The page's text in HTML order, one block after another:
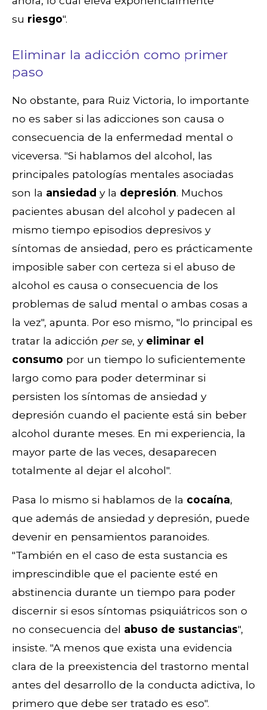
su riesgo".
Eliminar la adicción como primer
paso
No obstante, para Ruiz Victoria, lo importante
no es saber si las adicciones son causa o
consecuencia de la enfermedad mental o
viceversa. "Si hablamos del alcohol, las
principales patologías mentales asociadas
son la ansiedad y la depresión. Muchos
pacientes abusan del alcohol y padecen al
mismo tiempo episodios depresivos y
síntomas de ansiedad, pero es prácticamente
imposible saber con certeza si el abuso de
alcohol es causa o consecuencia de los
problemas de salud mental o ambas cosas a
la vez", apunta. Por eso mismo, "lo principal es
tratar la adicción per se, y eliminar el
consumo por un tiempo lo suficientemente
largo como para poder determinar si
persisten los síntomas de ansiedad y
depresión cuando el paciente está sin beber
alcohol durante meses. En mi experiencia, la
mayor parte de las veces, desaparecen
totalmente al dejar el alcohol".
Pasa lo mismo si hablamos de la cocaína,
que además de ansiedad y depresión, puede
devenir en pensamientos paranoides.
"También en el caso de esta sustancia es
imprescindible que el paciente esté en
abstinencia durante un tiempo para poder
discernir si esos síntomas psiquiátricos son o
no consecuencia del abuso de sustancias",
insiste. "A menos que exista una evidencia
clara de la preexistencia del trastorno mental
antes del desarrollo de la conducta adictiva, lo
primero que debe ser tratado es eso".